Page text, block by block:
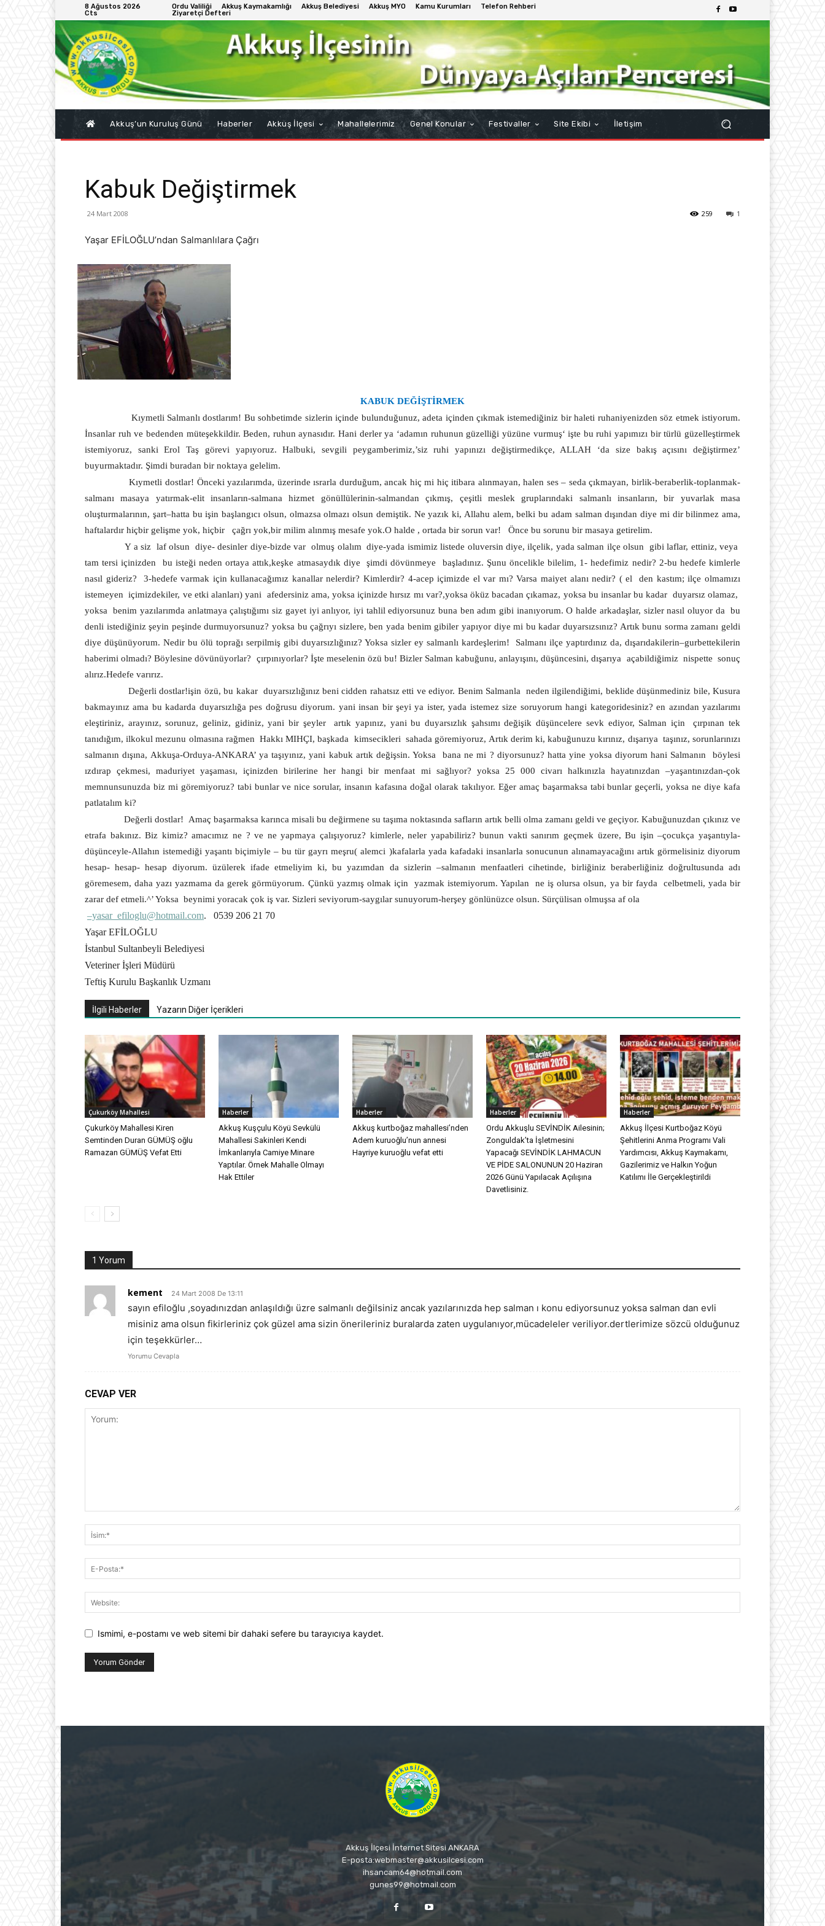
8 Ağustos 2026
Cts
Ordu Valiliği Akkuş Kaymakamlığı Akkuş Belediyesi Akkuş MYO Kamu Kurumları
Telefon Rehberi
Ziyaretçi Defteri
Akkuş’un Kuruluş Günü Haberler Akkuş İlçesi Mahallelerimiz Genel Konular Festivaller Site Ekibi İletişim
Kabuk Değiştirmek
24 Mart 2008 1
259
Yaşar EFİLOĞLU’ndan Salmanlılara Çağrı
KABUK DEĞİŞTİRMEK
Kıymetli Salmanlı dostlarım! Bu sohbetimde sizlerin içinde bulunduğunuz, adeta içinden çıkmak istemediğiniz bir haleti ruhaniyenizden söz etmek istiyorum.
İnsanlar ruh ve bedenden müteşekkildir. Beden, ruhun aynasıdır. Hani derler ya ‘adamın ruhunun güzelliği yüzüne vurmuş‘ işte bu ruhi yapımızı bir türlü güzelleştirmek
istemiyoruz, sanki Erol Taş görevi yapıyoruz. Halbuki, sevgili peygamberimiz,’siz ruhi yapınızı değiştirmedikçe, ALLAH ‘da size bakış açısını değiştirmez’
buyurmaktadır. Şimdi buradan bir noktaya gelelim.
Kıymetli dostlar! Önceki yazılarımda, üzerinde ısrarla durduğum, ancak hiç mi hiç itibara alınmayan, halen ses – seda çıkmayan, birlik-beraberlik-toplanmak-
salmanı masaya yatırmak-elit insanların-salmana hizmet gönüllülerinin-salmandan çıkmış, çeşitli meslek gruplarındaki salmanlı insanların, bir yuvarlak masa
oluşturmalarının, şart–hatta bu işin başlangıcı olsun, olmazsa olmazı olsun demiştik. Ne yazık ki, Allahu alem, belki bu adam salman dışından diye mi dir bilinmez ama,
haftalardır hiçbir gelişme yok, hiçbir
çağrı yok,bir milim alınmış mesafe yok.O halde , ortada bir sorun var!
Önce bu sorunu bir masaya getirelim.
Y a siz laf olsun diye- desinler diye-bizde var olmuş olalım diye-yada ismimiz listede oluversin diye, ilçelik, yada salman ilçe olsun
gibi laflar, ettiniz, veya
tam tersi içinizden
bu isteği neden ortaya attık,keşke atmasaydık diye şimdi dövünmeye
başladınız. Şunu öncelikle bilelim, 1- hedefimiz nedir? 2-bu hedefe kimlerle
nasıl gideriz?
3-hedefe varmak için kullanacağımız kanallar nelerdir? Kimlerdir? 4-acep içimizde el var mı? Varsa maiyet alanı nedir? ( el
den kastım; ilçe olmamızı
istemeyen içimizdekiler, ve etki alanları) yani afedersiniz ama, yoksa içinizde hırsız mı var?,yoksa öküz bacadan çıkamaz, yoksa bu insanlar bu kadar duyarsız olamaz,
yoksa benim yazılarımda anlatmaya çalıştığımı siz gayet iyi anlıyor, iyi tahlil ediyorsunuz buna ben adım gibi inanıyorum. O halde arkadaşlar, sizler nasıl oluyor da bu
denli istediğiniz şeyin peşinde durmuyorsunuz? yoksa bu çağrıyı sizlere, ben yada benim gibiler yapıyor diye mi bu kadar duyarsızsınız? Artık bunu sorma zamanı geldi
diye düşünüyorum. Nedir bu ölü toprağı serpilmiş gibi duyarsızlığınız? Yoksa sizler ey salmanlı kardeşlerim!
Salmanı ilçe yaptırdınız da, dışarıdakilerin–gurbettekilerin
haberimi olmadı? Böylesine dövünüyorlar?
çırpınıyorlar? İşte meselenin özü bu! Bizler Salman kabuğunu, anlayışını, düşüncesini, dışarıya açabildiğimiz nispette sonuç
alırız.Hedefe varırız.
Değerli dostlar!işin özü, bu kakar duyarsızlığınız beni cidden rahatsız etti ve ediyor. Benim Salmanla neden ilgilendiğimi, beklide düşünmediniz bile, Kusura
bakmayınız ama bu kadarda duyarsızlığa pes doğrusu diyorum. yani insan bir şeyi ya ister, yada istemez size soruyorum hangi kategoridesiniz? en azından yazılarımı
eleştiriniz, arayınız, sorunuz, geliniz, gidiniz, yani bir şeyler
artık yapınız, yani bu duyarsızlık şahsımı değişik düşüncelere sevk ediyor, Salman için
çırpınan tek
tanıdığım, ilkokul mezunu olmasına rağmen Hakkı MIHÇI, başkada kimsecikleri sahada göremiyoruz, Artık derim ki, kabuğunuzu kırınız, dışarıya taşınız, sorunlarınızı
salmanın dışına, Akkuşa-Orduya-ANKARA’ ya taşıyınız, yani kabuk artık değişsin. Yoksa
bana ne mi ? diyorsunuz? hatta yine yoksa diyorum hani Salmanın
böylesi
ızdırap çekmesi, maduriyet yaşaması, içinizden birilerine her hangi bir menfaat mi sağlıyor? yoksa 25 000 civarı halkınızla hayatınızdan –yaşantınızdan-çok
memnunsunuzda biz mi göremiyoruz? tabi bunlar ve nice sorular, insanın kafasına doğal olarak takılıyor. Eğer amaç başarmaksa tabi bunlar geçerli, yoksa ne diye kafa
patlatalım ki?
Değerli dostlar! Amaç başarmaksa karınca misali bu değirmene su taşıma noktasında safların artık belli olma zamanı geldi ve geçiyor. Kabuğunuzdan çıkınız ve
etrafa bakınız. Biz kimiz? amacımız ne ? ve ne yapmaya çalışıyoruz? kimlerle, neler yapabiliriz? bunun vakti sanırım geçmek üzere, Bu işin –çocukça yaşantıyla-
düşünceyle-Allahın istemediği yaşantı biçimiyle – bu tür gayrı meşru( alemci )kafalarla yada kafadaki insanlarla sonucunun alınamayacağını artık görmelisiniz diyorum
hesap- hesap- hesap diyorum. üzülerek ifade etmeliyim ki, bu yazımdan da sizlerin –salmanın menfaatleri cihetinde, birliğiniz beraberliğiniz doğrultusunda adı
göremesem, daha yazı yazmama da gerek görmüyorum. Çünkü yazmış olmak için
yazmak istemiyorum. Yapılan ne iş olursa olsun, ya bir fayda
celbetmeli, yada bir
zarar def etmeli.^’ Yoksa beynimi yoracak çok iş var. Sizleri seviyorum-saygılar sunuyorum-herşey gönlünüzce olsun. Sürçülisan olmuşsa af ola
–yasar_efiloglu@hotmail.com.
0539 206 21 70
Yaşar EFİLOĞLU
İstanbul Sultanbeyli Belediyesi
Veteriner İşleri Müdürü
Teftiş Kurulu Başkanlık Uzmanı
İlgili Haberler Yazarın Diğer İçerikleri
Çukurköy Mahallesi
Çukurköy Mahallesi Kiren
Semtinden Duran GÜMÜŞ oğlu
Ramazan GÜMÜŞ Vefat Etti
Haberler
Akkuş Kuşçulu Köyü Sevkülü
Mahallesi Sakinleri Kendi
İmkanlarıyla Camiye Minare
Yaptılar. Örnek Mahalle Olmayı
Hak Ettiler
Haberler
Akkuş kurtboğaz mahallesi’nden
Adem kuruoğlu’nun annesi
Hayriye kuruoğlu vefat etti
Haberler
Ordu Akkuşlu SEVİNDİK Ailesinin;
Zonguldak’ta İşletmesini
Yapacağı SEVİNDİK LAHMACUN
VE PİDE SALONUNUN 20 Haziran
2026 Günü Yapılacak Açılışına
Davetlisiniz.
Haberler
Akkuş İlçesi Kurtboğaz Köyü
Şehitlerini Anma Programı Vali
Yardımcısı, Akkuş Kaymakamı,
Gazilerimiz ve Halkın Yoğun
Katılımı İle Gerçekleştirildi
1 Yorum
kement 24 Mart 2008 De 13:11
sayın efiloğlu ,soyadınızdan anlaşıldığı üzre salmanlı değilsiniz ancak yazılarınızda hep salman ı konu ediyorsunuz yoksa salman dan evli
misiniz ama olsun fikirleriniz çok güzel ama sizin önerileriniz buralarda zaten uygulanıyor,mücadeleler veriliyor.dertlerimize sözcü olduğunuz
için teşekkürler…
Yorumu Cevapla
CEVAP VER
Ismimi, e-postamı ve web sitemi bir dahaki sefere bu tarayıcıya kaydet.
Akkuş İlçesi İnternet Sitesi ANKARA
E-posta:webmaster@akkusilcesi.com
ihsancam64@hotmail.com
gunes99@hotmail.com